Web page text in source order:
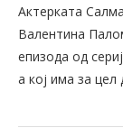
Актерката
Валентина
епизода од
a кој има за цел